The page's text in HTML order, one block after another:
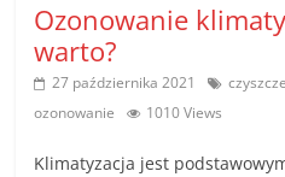
Ozonowanie
warto?
27 października 2021
ozonowanie 1010 Views
Klimatyzacja jest